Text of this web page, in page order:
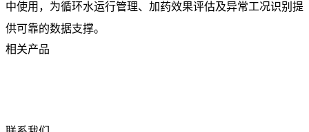
中使用，为循环水运行管理、加药效果评估及异常工况识别提
供可靠的数据支撑。
相关产品